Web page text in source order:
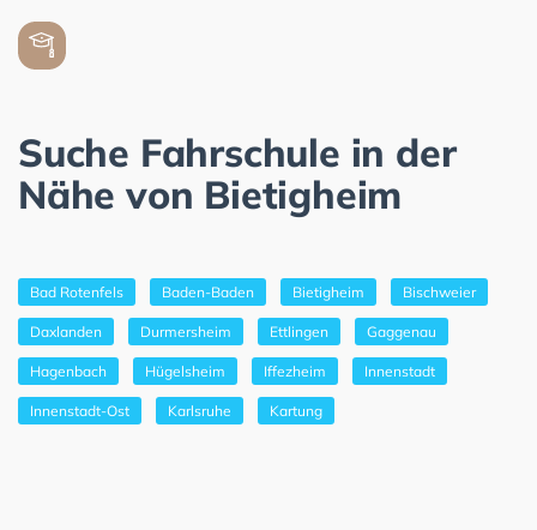
Suche Fahrschule in der
Nähe von Bietigheim
Bad Rotenfels Baden-Baden Bietigheim Bischweier
Daxlanden Durmersheim Ettlingen Gaggenau
Hagenbach Hügelsheim Iffezheim Innenstadt
Innenstadt-Ost Karlsruhe Kartung